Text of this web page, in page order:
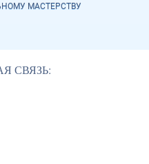
МАСТЕРСТВУ
СВЯЗЬ: